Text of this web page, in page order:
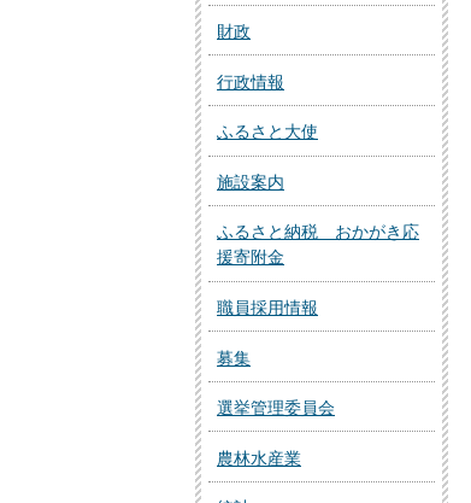
財政
行政情報
ふるさと大使
施設案内
ふるさと納税 おかがき応
援寄附金
職員採用情報
募集
選挙管理委員会
農林水産業